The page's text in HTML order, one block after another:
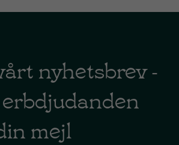
nyhetsbrev -
mejl